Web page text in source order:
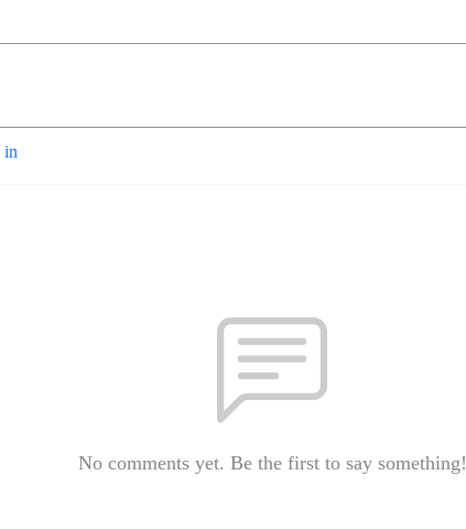
in
No comments yet. Be the first to say something!